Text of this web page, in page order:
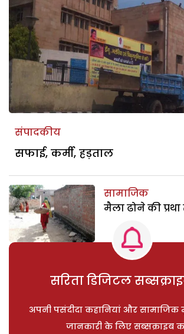
संपादकीय
सफाई, कर्मी, हड़ताल
सामाजिक
मैला ढोने की
सरिता डिजिटल
अपनी पसंदीदा कहानियां और सामाजिक
जानकारी के लिए सब्सक्राइब